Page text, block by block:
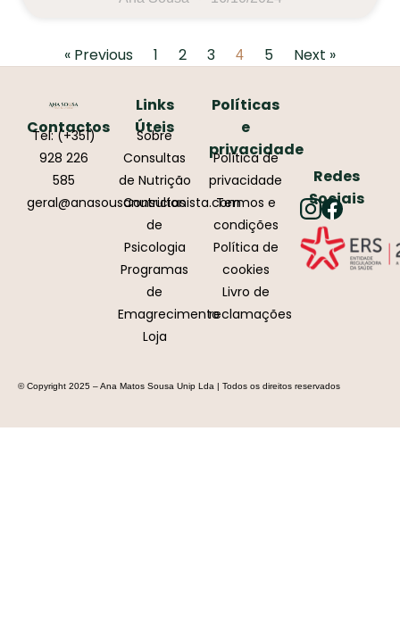
« Previous 1 2 3 4 5 Next »
Contactos
Tel: (+351)
928 226
585
geral@anasousanutricionista.com
Links
Úteis
Sobre
Consultas
de Nutrição
Consultas
de
Psicologia
Programas
de
Emagrecimento
Loja
Políticas
e
privacidade
Política de
privacidade
Termos e
condições
Política de
cookies
Livro de
reclamações
Redes
Sociais
© Copyright 2025 – Ana Matos Sousa Unip Lda | Todos os direitos reservados